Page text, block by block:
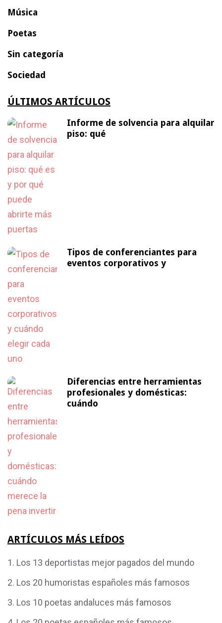
Música
Poetas
Sin categoría
Sociedad
ÚLTIMOS ARTÍCULOS
Informe de solvencia para alquilar
piso: qué
Tipos de conferenciantes para
eventos corporativos y
Diferencias entre herramientas
profesionales y domésticas:
cuándo
ARTÍCULOS MÁS LEÍDOS
Los 13 deportistas mejor pagados del mundo
Los 20 humoristas españoles más famosos
Los 10 poetas andaluces más famosos